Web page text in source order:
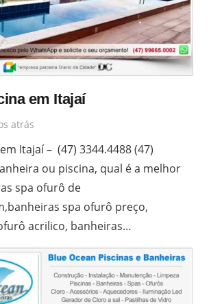
em Itajaí
atrás
Itajaí – (47) 3344.4488 (47)
ou piscina, qual é a melhor
spa ofurô de
spa ofurô preço,
acrilico, banheiras…